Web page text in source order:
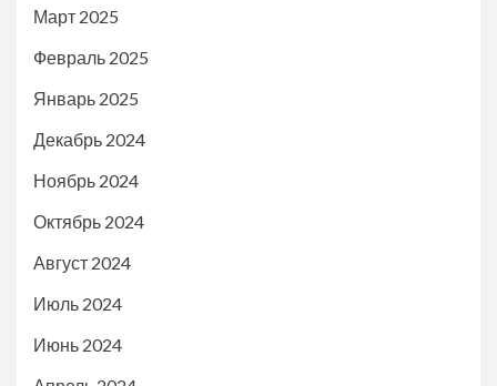
Март 2025
Февраль 2025
Январь 2025
Декабрь 2024
Ноябрь 2024
Октябрь 2024
Август 2024
Июль 2024
Июнь 2024